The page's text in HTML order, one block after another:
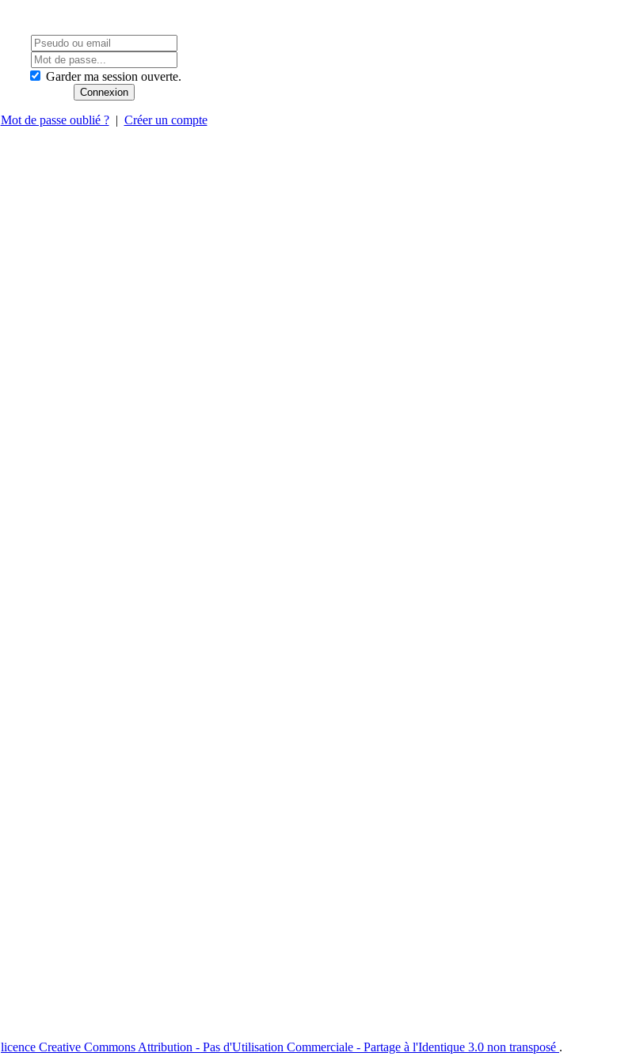
Garder ma session ouverte.
Mot de passe oublié ?| Créer un compte
licence Creative Commons Attribution - Pas d'Utilisation Commerciale - Partage à l'Identique 3.0 non transposé .